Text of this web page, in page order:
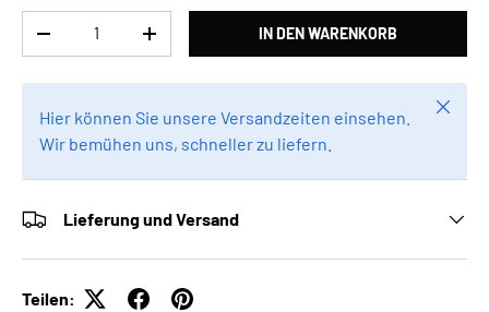
MENGE VERRINGERNMENGE ERHÖHENIN DEN WARENKORB
Hier können Sie unsere Versandzeiten einsehen.
Wir bemühen uns, schneller zu liefern.
Lieferung und Versand
Teilen: